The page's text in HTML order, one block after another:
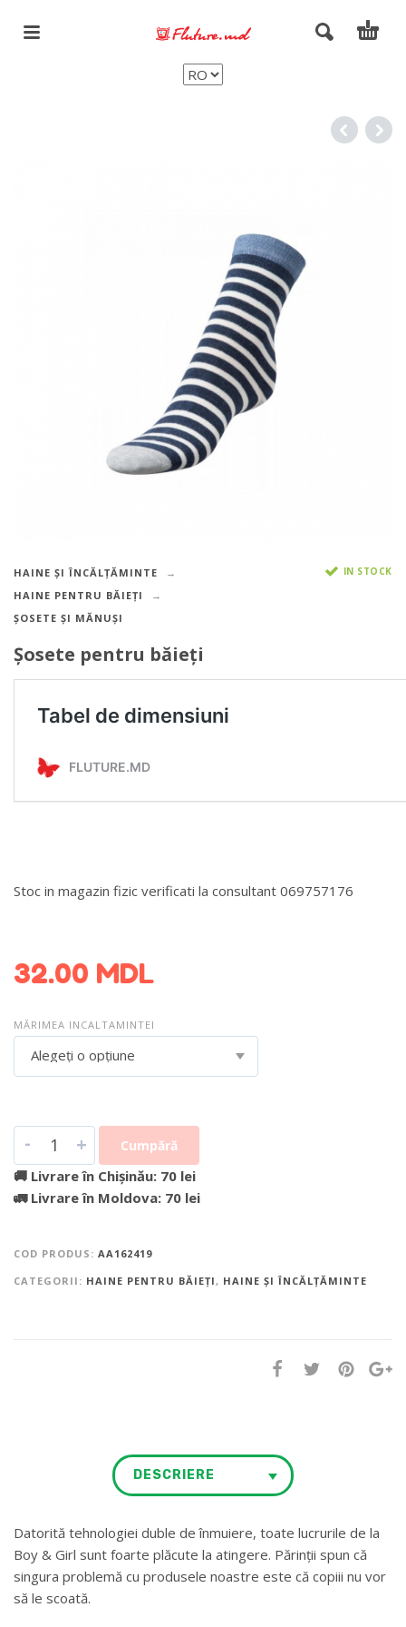
HAINE ȘI ÎNCĂLȚĂMINTE
HAINE PENTRU BĂIEȚI
ȘOSETE ȘI MĂNUȘI
IN STOCK
Șosete pentru băieți
Stoc in magazin fizic verificati la consultant 069757176
32.00 MDL
MĂRIMEA INCALTAMINTEI
Alegeți o opțiune
- + Cumpără
🚚 Livrare în Chișinău: 70 lei
🚛 Livrare în Moldova: 70 lei
COD PRODUS: AA162419
CATEGORII: HAINE PENTRU BĂIEȚI, HAINE ȘI ÎNCĂLȚĂMINTE
DESCRIERE
Datorită tehnologiei duble de înmuiere, toate lucrurile de la
Boy & Girl sunt foarte plăcute la atingere. Părinții spun că
singura problemă cu produsele noastre este că copiii nu vor
să le scoată.